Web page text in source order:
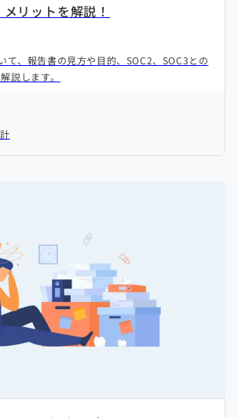
リットを解説！
て、報告書の見方や目的、SOC2、SOC3との
説します。